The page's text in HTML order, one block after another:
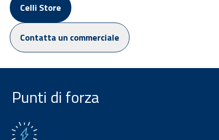
Celli Store
Contatta un commerciale
Punti di forza